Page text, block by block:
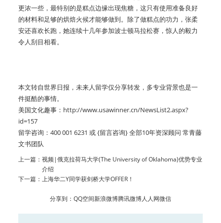
更浓一些，最特别的是糕点边缘出现焦糖，这只有使用准备良好
的材料和足够的烘焙火候才能够做到。 除了做糕点的功力，张柔
安还喜欢长跑，她连续十几年参加波士顿马拉松赛，惊人的毅力
令人刮目相看。
本文转自世界日报 ， 未来人留学仅分享转发， 多专业背景也是一
件挺酷的事情。
美国文化趣事：http://www.usawinner.cn/NewsList2.aspx?
id=157
留学咨询：400 001 6231 或 {留言咨询} 全部10年资深顾问 常青藤
文书团队
上一篇： 视频|俄克拉荷马大学(The University of Oklahoma)优势专业
介绍
下一篇： 上海华二Y同学获剑桥大学OFFER！
分享到： QQ空间新浪微博腾讯微博人人网微信